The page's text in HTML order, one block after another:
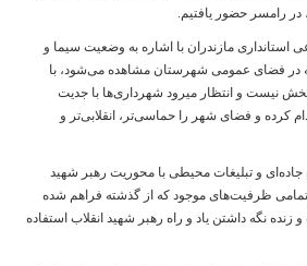
در رامسر حضور یافتیم.
استانداری مازندران با اشاره به وضعیت سیما و
در فضای عمومی شهرستان مشاهده می‌شود، با
بخش نیست و انتظار میرود شهرداری‌ها با جدیت
کرده و فضای شهر را حماسی‌تر، انقلابی‌تر و
جاده‌ای و تبلیغات محیطی با محوریت رهبر شهید
تمامی ظرفیت‌های موجود که از گذشته فراهم شده
زنده نگه داشتن یاد و راه رهبر شهید انقلاب استفاده